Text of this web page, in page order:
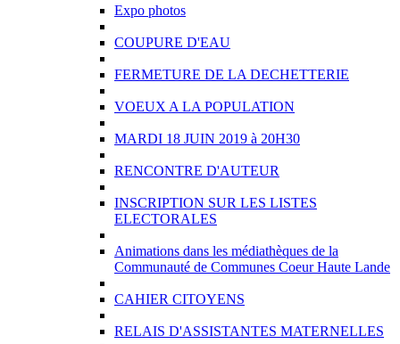
Expo photos
COUPURE D'EAU
FERMETURE DE LA DECHETTERIE
VOEUX A LA POPULATION
MARDI 18 JUIN 2019 à 20H30
RENCONTRE D'AUTEUR
INSCRIPTION SUR LES LISTES
ELECTORALES
Animations dans les médiathèques de la
Communauté de Communes Coeur Haute Lande
CAHIER CITOYENS
RELAIS D'ASSISTANTES MATERNELLES